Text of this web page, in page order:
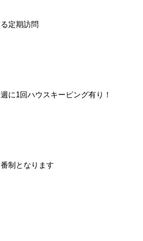
定期訪問
に1回ハウスキーピング有り！
制となります